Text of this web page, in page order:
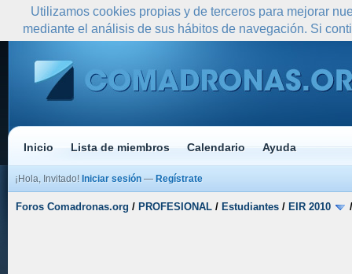
Inicio Lista de miembros Calendario Ayuda
¡Hola, Invitado! Iniciar sesión — Regístrate
Foros Comadronas.org / PROFESIONAL / Estudiantes / EIR 2010
Utilizamos cookies propias y de terceros para mejorar
mediante el análisis de sus hábitos de navegación. Si